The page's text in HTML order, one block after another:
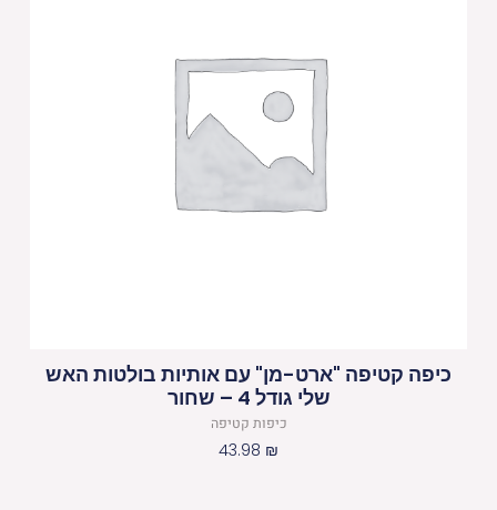
כיפה קטיפה "ארט-מן" עם אותיות בולטות האש
שלי גודל 4 – שחור
כיפות קטיפה
43.98 ₪